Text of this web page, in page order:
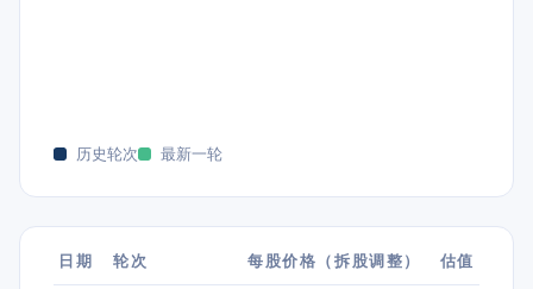
历史轮次 最新一轮
日期 轮次 每股价格（拆股调整） 估值